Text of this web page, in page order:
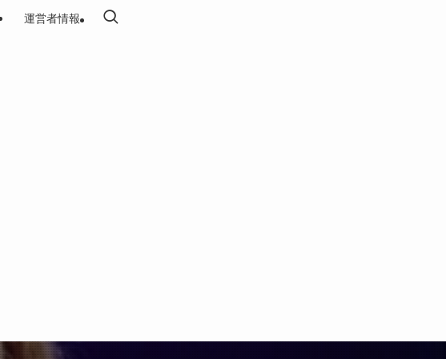
運営者情報